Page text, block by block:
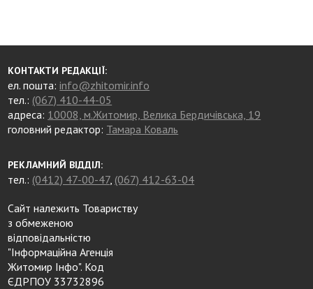
КОНТАКТИ РЕДАКЦІЇ:
ел. пошта:info@zhitomir.info
тел.: (067) 410-44-05
адреса: 10008, м.Житомир, Велика Бердичівська, 19
головний редактор: Тамара Коваль
РЕКЛАМНИЙ ВІДДІЛ:
тел.: (0412) 47-00-47, (067) 412-63-04
Сайт належить Товариству
з обмеженою
відповідальністю
"Інформаційна Агенція
Житомир Інфо". Код
ЄДРПОУ 33732896